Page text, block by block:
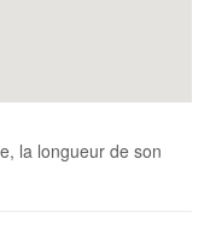
la longueur de son